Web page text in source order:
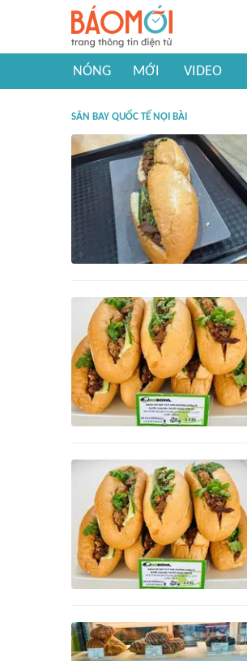
NÓNG MỚI VIDEO
SÂN BAY QUỐC TẾ NỘI BÀI